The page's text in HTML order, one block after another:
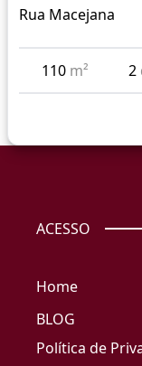
Rua Macejana
110 m² 2
ACESSO
Home
BLOG
Política de